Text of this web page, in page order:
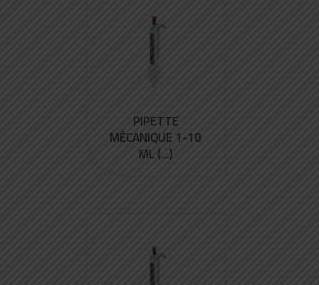
PIPETTE
MÉCANIQUE 1-10
ML (...)